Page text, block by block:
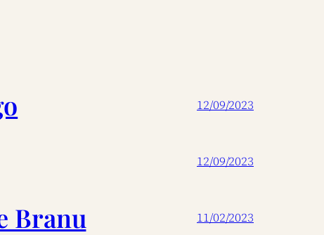
12/09/2023
12/09/2023
Branu 11/02/2023